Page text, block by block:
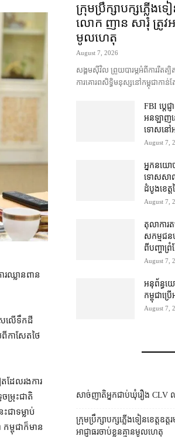
ឈ្លាន​ពាន​
ស​លើទឹក​ដី​
កាសែត​ថៃ​
ដែល​រង​ការ​
ម្រុះ​ជាតិ​
ា​ទម្លាប់​
កម្ពុជា​ក៏​មាន​
ក្រុមប្រឹក្សា​បក្ស​ភ្លើងទ
លោក ញាន សារុំ ត្រូវ​អា
មូលហេតុ
August 7, 2026
សង្គម​ស៊ីវិល ព្រួយបារម្ភ​អំពី​ការ​រឹត
ការគោរព​សិទ្ធិមនុស្ស​នៅ​កម្ពុជា​កាន់
FBI ប្ដេជ្
អនឡាញ​ន
ទោស​នៅ​អ
August 7,
អ្នកនយោ
ទោស​សា
ដំបូង​ខេត្
August 7,
តុលាការ​
សកម្មជន​
ពី​បញ្ហា​ព្រំ
August 7,
អនុព័ន្ធយ
កម្ពុជា​ប្រ
August 7,
សាច់ញាតិអ្នកជាប់ឃុំរឿង CLV
ក្រុមប្រឹក្សា​បក្ស​ភ្លើងទៀន​ខេត្ត​ឧ
អាជ្ញាធរ​ចាប់ខ្លួន​គ្មាន​មូលហេតុ